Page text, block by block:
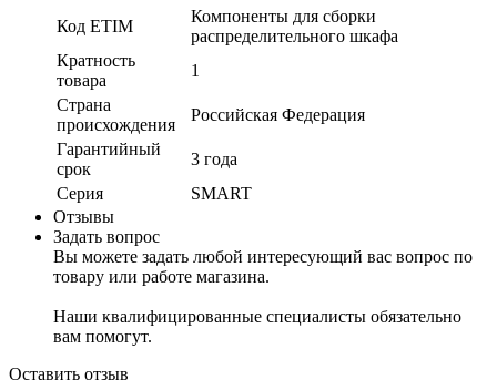
Код ETIM
Компоненты для сборки
распределительного шкафа
Кратность
товара
1
Страна
происхождения
Российская Федерация
Гарантийный
срок
3 года
Серия
SMART
Отзывы
Задать вопрос
Вы можете задать любой интересующий вас вопрос по
товару или работе магазина.
Наши квалифицированные специалисты обязательно
вам помогут.
Оставить отзыв